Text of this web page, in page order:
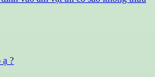
ạ ?